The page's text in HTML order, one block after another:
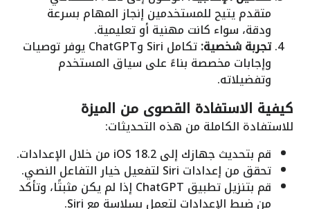
متقدم يتيح للمستخدمين إنجاز المهام بسرعة
ودقة، سواء كانت مهنية أو تعليمية.
تجربة شخصية: تكامل Siri وChatGPT يوفر توصيات
وإجابات مخصصة بناءً على سياق المستخدم
وتفضيلاته.
كيفية الاستفادة القصوى من الميزة
للاستفادة الكاملة من هذه التحديثات:
قم بتحديث جهازك إلى iOS 18.2 من خلال الإعدادات.
تحقق من إعدادات Siri لتفعيل خيار التفاعل النصي.
قم بتنزيل تطبيق ChatGPT إذا لم يكن مثبتًا، وتأكد
من ضبط الإعدادات لتعمل بسلاسة مع Siri.